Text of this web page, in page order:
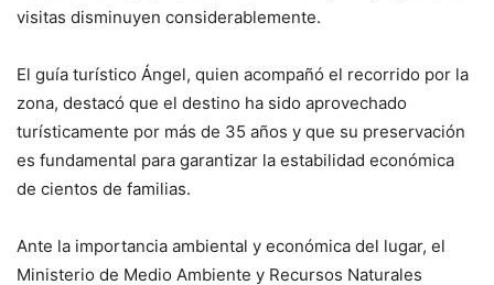
visitas disminuyen considerablemente.
El guía turístico Ángel, quien acompañó el recorrido por la
zona, destacó que el destino ha sido aprovechado
turísticamente por más de 35 años y que su preservación
es fundamental para garantizar la estabilidad económica
de cientos de familias.
Ante la importancia ambiental y económica del lugar, el
Ministerio de Medio Ambiente y Recursos Naturales